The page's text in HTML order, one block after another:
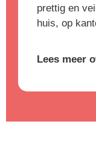
prettig en
huis, op
Lees meer